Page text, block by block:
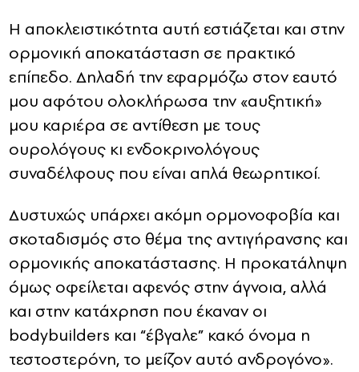
Η αποκλειστικότητα αυτή εστιάζεται και στην
ορμονική αποκατάσταση σε πρακτικό
επίπεδο. Δηλαδή την εφαρμόζω στον εαυτό
μου αφότου ολοκλήρωσα την «αυξητική»
μου καριέρα σε αντίθεση με τους
ουρολόγους κι ενδοκρινολόγους
συναδέλφους που είναι απλά θεωρητικοί.
Δυστυχώς υπάρχει ακόμη ορμονοφοβία και
σκοταδισμός στο θέμα της αντιγήρανσης και
ορμονικής αποκατάστασης. Η προκατάληψη
όμως οφείλεται αφενός στην άγνοια, αλλά
και στην κατάχρηση που έκαναν οι
bodybuilders και “έβγαλε” κακό όνομα η
τεστοστερόνη, το μείζον αυτό ανδρογόνο».